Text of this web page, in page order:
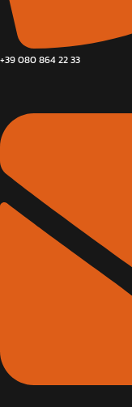
+39 080 864 22 33